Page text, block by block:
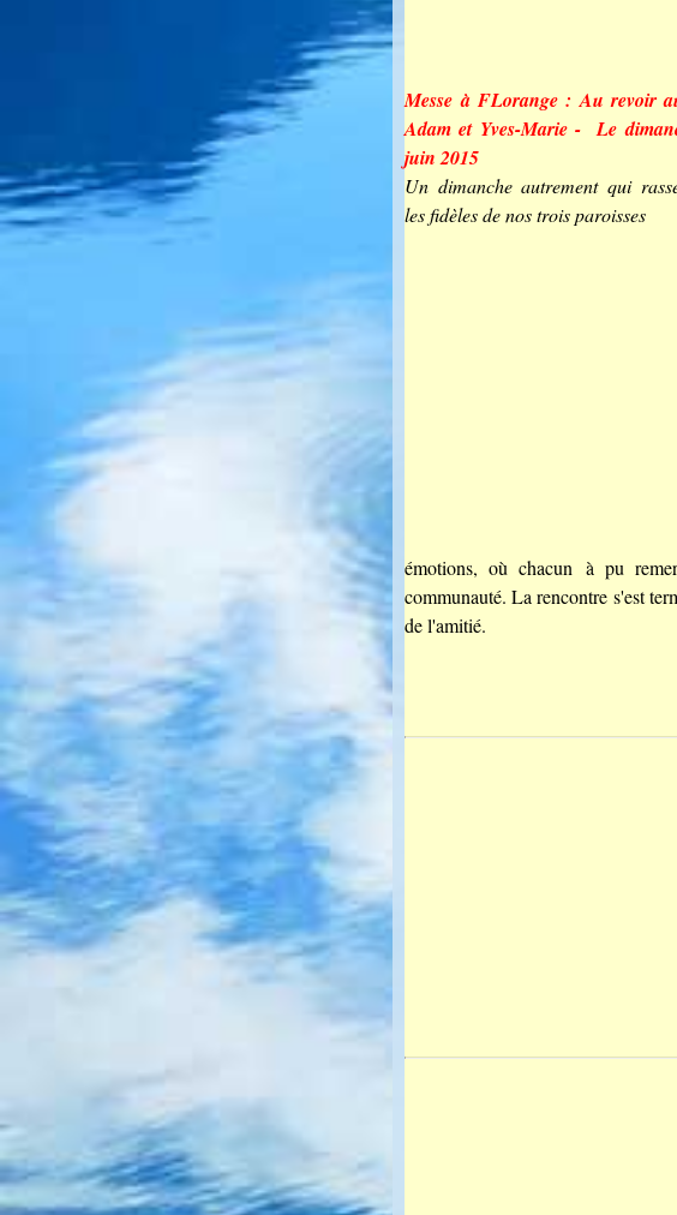
Messe à FLorange : Au revoir
Adam et Yves-Marie - Le
juin 2015
Un dimanche autrement qui
les fidèles de nos trois paroisses
émotions, où chacun à pu
communauté. La rencontre s'est
de l'amitié.